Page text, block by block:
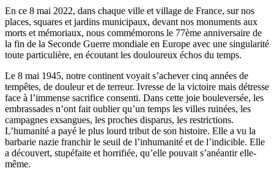
En ce 8 mai 2022, dans chaque ville et village de France, sur nos
places, squares et jardins municipaux, devant nos monuments aux
morts et mémoriaux, nous commémorons le 77ème anniversaire de
la fin de la Seconde Guerre mondiale en Europe avec une singularité
toute particulière, en écoutant les douloureux échos du temps.
Le 8 mai 1945, notre continent voyait s’achever cinq années de
tempêtes, de douleur et de terreur. Ivresse de la victoire mais détresse
face à l’immense sacrifice consenti. Dans cette joie bouleversée, les
embrassades n’ont fait oublier qu’un temps les villes ruinées, les
campagnes exsangues, les proches disparus, les restrictions.
L’humanité a payé le plus lourd tribut de son histoire. Elle a vu la
barbarie nazie franchir le seuil de l’inhumanité et de l’indicible. Elle
a découvert, stupéfaite et horrifiée, qu’elle pouvait s’anéantir elle-
même.